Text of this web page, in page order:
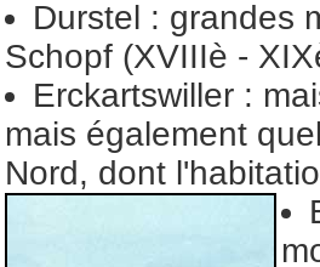
Durstel : grandes
Schopf (XVIIIè -
Erckartswiller :
mais également
Nord, dont